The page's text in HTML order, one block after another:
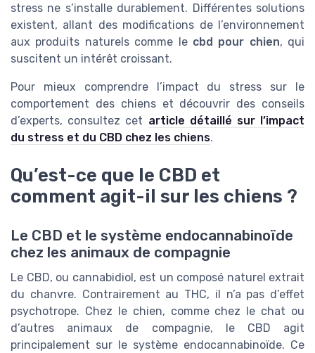
stress ne s’installe durablement. Différentes solutions
existent, allant des modifications de l’environnement
aux produits naturels comme le cbd pour chien, qui
suscitent un intérêt croissant.
Pour mieux comprendre l’impact du stress sur le
comportement des chiens et découvrir des conseils
d’experts, consultez cet article détaillé sur l’impact
du stress et du CBD chez les chiens.
Qu’est-ce que le CBD et
comment agit-il sur les chiens ?
Le CBD et le système endocannabinoïde
chez les animaux de compagnie
Le CBD, ou cannabidiol, est un composé naturel extrait
du chanvre. Contrairement au THC, il n’a pas d’effet
psychotrope. Chez le chien, comme chez le chat ou
d’autres animaux de compagnie, le CBD agit
principalement sur le système endocannabinoïde. Ce